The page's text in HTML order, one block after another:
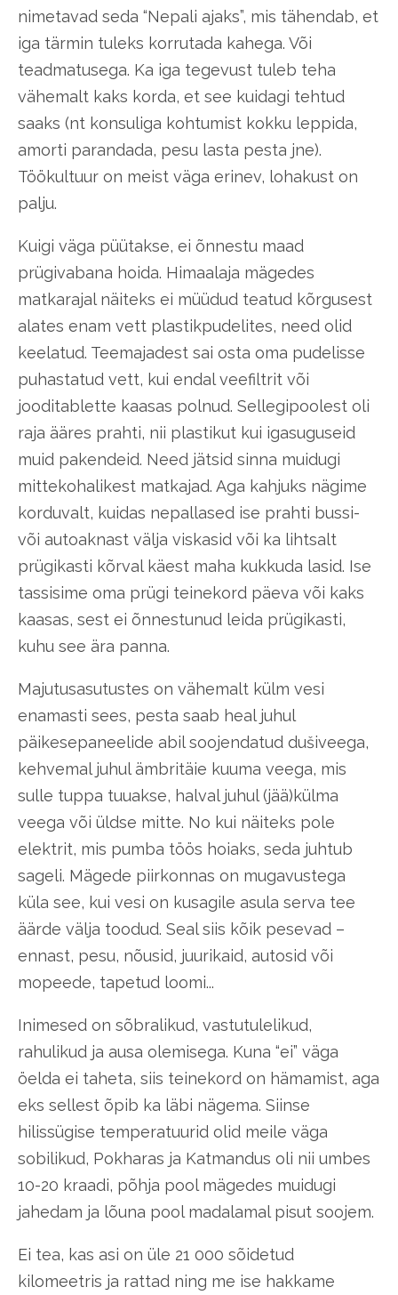
nimetavad seda “Nepali ajaks”, mis tähendab, et
iga tärmin tuleks korrutada kahega. Või
teadmatusega. Ka iga tegevust tuleb teha
vähemalt kaks korda, et see kuidagi tehtud
saaks (nt konsuliga kohtumist kokku leppida,
amorti parandada, pesu lasta pesta jne).
Töökultuur on meist väga erinev, lohakust on
palju.
Kuigi väga püütakse, ei õnnestu maad
prügivabana hoida. Himaalaja mägedes
matkarajal näiteks ei müüdud teatud kõrgusest
alates enam vett plastikpudelites, need olid
keelatud. Teemajadest sai osta oma pudelisse
puhastatud vett, kui endal veefiltrit või
jooditablette kaasas polnud. Sellegipoolest oli
raja ääres prahti, nii plastikut kui igasuguseid
muid pakendeid. Need jätsid sinna muidugi
mittekohalikest matkajad. Aga kahjuks nägime
korduvalt, kuidas nepallased ise prahti bussi-
või autoaknast välja viskasid või ka lihtsalt
prügikasti kõrval käest maha kukkuda lasid. Ise
tassisime oma prügi teinekord päeva või kaks
kaasas, sest ei õnnestunud leida prügikasti,
kuhu see ära panna.
Majutusasutustes on vähemalt külm vesi
enamasti sees, pesta saab heal juhul
päikesepaneelide abil soojendatud dušiveega,
kehvemal juhul ämbritäie kuuma veega, mis
sulle tuppa tuuakse, halval juhul (jää)külma
veega või üldse mitte. No kui näiteks pole
elektrit, mis pumba töös hoiaks, seda juhtub
sageli. Mägede piirkonnas on mugavustega
küla see, kui vesi on kusagile asula serva tee
äärde välja toodud. Seal siis kõik pesevad –
ennast, pesu, nõusid, juurikaid, autosid või
mopeede, tapetud loomi...
Inimesed on sõbralikud, vastutulelikud,
rahulikud ja ausa olemisega. Kuna “ei” väga
öelda ei taheta, siis teinekord on hämamist, aga
eks sellest õpib ka läbi nägema. Siinse
hilissügise temperatuurid olid meile väga
sobilikud, Pokharas ja Katmandus oli nii umbes
10-20 kraadi, põhja pool mägedes muidugi
jahedam ja lõuna pool madalamal pisut soojem.
Ei tea, kas asi on üle 21 000 sõidetud
kilomeetris ja rattad ning me ise hakkame